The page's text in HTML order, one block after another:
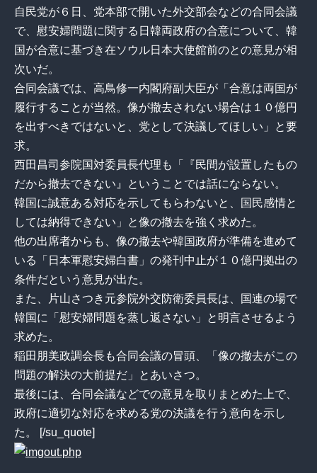
自民党が６日、党本部で開いた外交部会などの合同会議
で、慰安婦問題に関する日韓両政府の合意について、韓
国が合意に基づき在ソウル日本大使館前のとの意見が相
次いだ。
合同会議では、高鳥修一内閣府副大臣が「合意は両国が
履行することが当然。像が撤去されない場合は１０億円
を出すべきではないと、党として決議してほしい」と要
求。
西田昌司参院国対委員長代理も「『民間が設置したもの
だから撤去できない』ということでは話にならない。
韓国に誠意ある対応を示してもらわないと、国民感情と
しては納得できない」と像の撤去を強く求めた。
他の出席者からも、像の撤去や韓国政府が準備を進めて
いる「日本軍慰安婦白書」の発刊中止が１０億円拠出の
条件だという意見が出た。
また、片山さつき元参院外交防衛委員長は、国連の場で
韓国に「慰安婦問題を蒸し返さない」と明言させるよう
求めた。
稲田朋美政調会長も合同会議の冒頭、「像の撤去がこの
問題の解決の大前提だ」とあいさつ。
最後には、合同会議などでの意見を取りまとめた上で、
政府に適切な対応を求める党の決議を行う意向を示し
た。 [/su_quote]